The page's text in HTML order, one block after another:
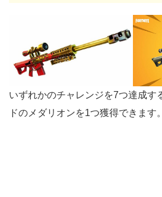
いずれかのチャレンジを7つ達成す
ドのメダリオンを1つ獲得できます。